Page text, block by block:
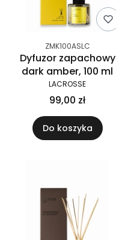
ZMK100ASLC
Dyfuzor zapachowy
dark amber, 100 ml
LACROSSE
99,00 zł
Do koszyka